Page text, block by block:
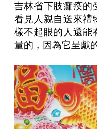
吉林省下肢癱瘓
看見人親自送來禮
樣不起眼的人還能
量的，因為它呈獻